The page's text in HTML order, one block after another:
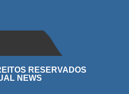
RESERVADOS
NEWS